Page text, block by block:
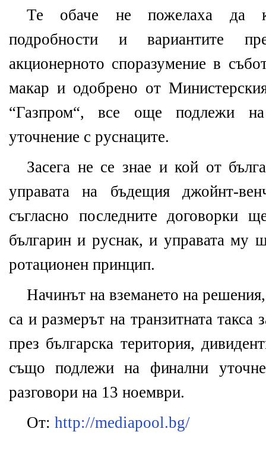
Те обаче не пожелаха да
подробности и вариантите
акционерното споразумение в
макар и одобрено от
“Газпром“, все още подлежи
уточнение с руснаците.
Засега не се знае и кой от
управата на бъдещия джойнт-
съгласно последните
българин и руснак, и управата му
ротационен принцип.
Начинът на вземането на
са и размерът на транзитната такса
през българска територия,
също подлежи на финални
разговори на 13 ноември.
От: http://mediapool.bg/